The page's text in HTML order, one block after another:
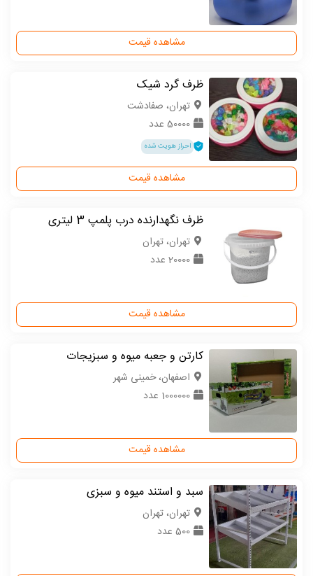
مشاهده قیمت
ظرف گرد شیک
تهران، صفادشت
50000 عدد
احراز هویت شده
مشاهده قیمت
ظرف نگهدارنده درب پلمپ 3 لیتری
تهران، تهران
20000 عدد
مشاهده قیمت
کارتن و جعبه میوه و سبزیجات
اصفهان، خمینی شهر
1000000 عدد
مشاهده قیمت
سبد و استند میوه و سبزی
تهران، تهران
500 عدد